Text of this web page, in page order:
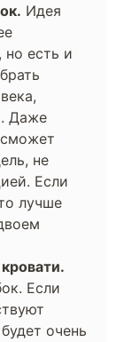
Идея
есть и
Даже
не
Если
лучше
Если
очень